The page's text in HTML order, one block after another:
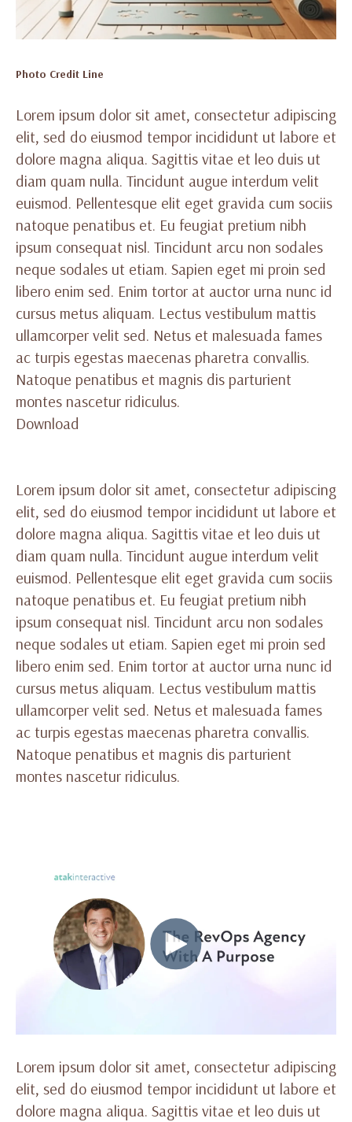
Photo Credit Line
Lorem ipsum dolor sit amet, consectetur adipiscing
elit, sed do eiusmod tempor incididunt ut labore et
dolore magna aliqua. Sagittis vitae et leo duis ut
diam quam nulla. Tincidunt augue interdum velit
euismod. Pellentesque elit eget gravida cum sociis
natoque penatibus et. Eu feugiat pretium nibh
ipsum consequat nisl. Tincidunt arcu non sodales
neque sodales ut etiam. Sapien eget mi proin sed
libero enim sed. Enim tortor at auctor urna nunc id
cursus metus aliquam. Lectus vestibulum mattis
ullamcorper velit sed. Netus et malesuada fames
ac turpis egestas maecenas pharetra convallis.
Natoque penatibus et magnis dis parturient
montes nascetur ridiculus.
Download
Lorem ipsum dolor sit amet, consectetur adipiscing
elit, sed do eiusmod tempor incididunt ut labore et
dolore magna aliqua. Sagittis vitae et leo duis ut
diam quam nulla. Tincidunt augue interdum velit
euismod. Pellentesque elit eget gravida cum sociis
natoque penatibus et. Eu feugiat pretium nibh
ipsum consequat nisl. Tincidunt arcu non sodales
neque sodales ut etiam. Sapien eget mi proin sed
libero enim sed. Enim tortor at auctor urna nunc id
cursus metus aliquam. Lectus vestibulum mattis
ullamcorper velit sed. Netus et malesuada fames
ac turpis egestas maecenas pharetra convallis.
Natoque penatibus et magnis dis parturient
montes nascetur ridiculus.
Lorem ipsum dolor sit amet, consectetur adipiscing
elit, sed do eiusmod tempor incididunt ut labore et
dolore magna aliqua. Sagittis vitae et leo duis ut